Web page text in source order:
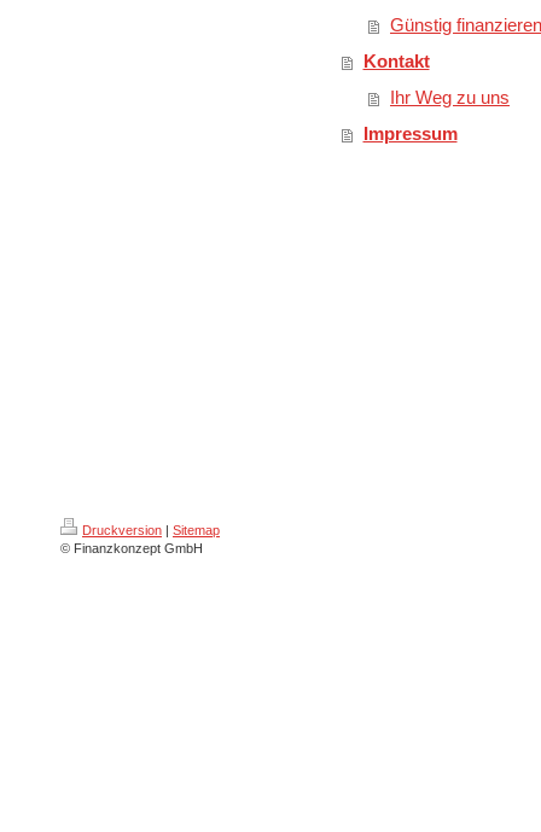
Günstig finanzieren
Kontakt
Ihr Weg zu uns
Impressum
Druckversion | Sitemap
© Finanzkonzept GmbH